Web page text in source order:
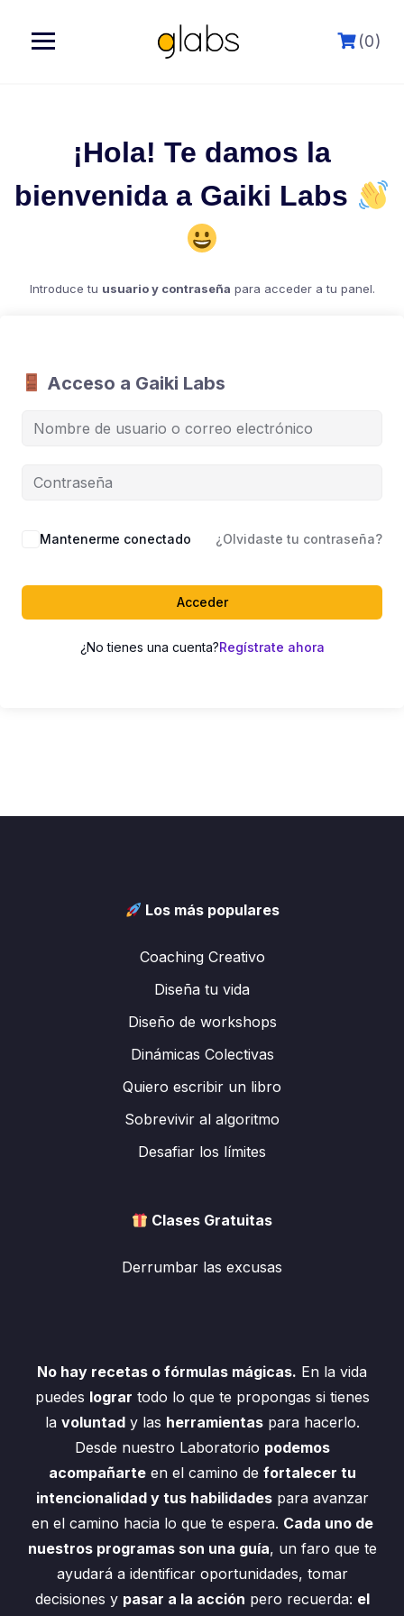
siguiente
(0)
¡Hola! Te damos la
bienvenida a Gaiki Labs
Introduce tu usuario y contraseña para acceder a tu panel.
Acceso a Gaiki Labs
Mantenerme conectado ¿Olvidaste tu contraseña?
Acceder
¿No tienes una cuenta?Regístrate ahora
Los más populares
Coaching Creativo
Diseña tu vida
Diseño de workshops
Dinámicas Colectivas
Quiero escribir un libro
Sobrevivir al algoritmo
Desafiar los límites
Clases Gratuitas
Derrumbar las excusas
No hay recetas o fórmulas mágicas. En la vida
puedes lograr todo lo que te propongas si tienes
la voluntady las herramientaspara hacerlo.
Desde nuestro Laboratorio podemos
acompañarteen el camino de fortalecer tu
intencionalidad y tus habilidadespara avanzar
en el camino hacia lo que te espera. Cada uno de
nuestros programas son una guía, un faro que te
ayudará a identificar oportunidades, tomar
decisiones y pasar a la acción pero recuerda: el